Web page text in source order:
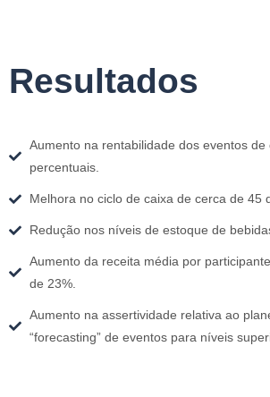
Resultados
Aumento na rentabilidade dos eventos
percentuais.
Melhora no ciclo de caixa de cerca de 45
Redução nos níveis de estoque de
Aumento da receita média por
de 23%.
Aumento na assertividade relativa ao
“forecasting” de eventos para níveis